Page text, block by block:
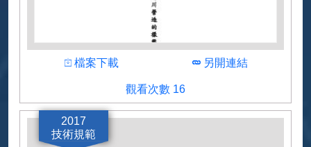
国土交通本省
下載
檔案下載 下載
另開連結
觀看次數 16
2017
技術規範